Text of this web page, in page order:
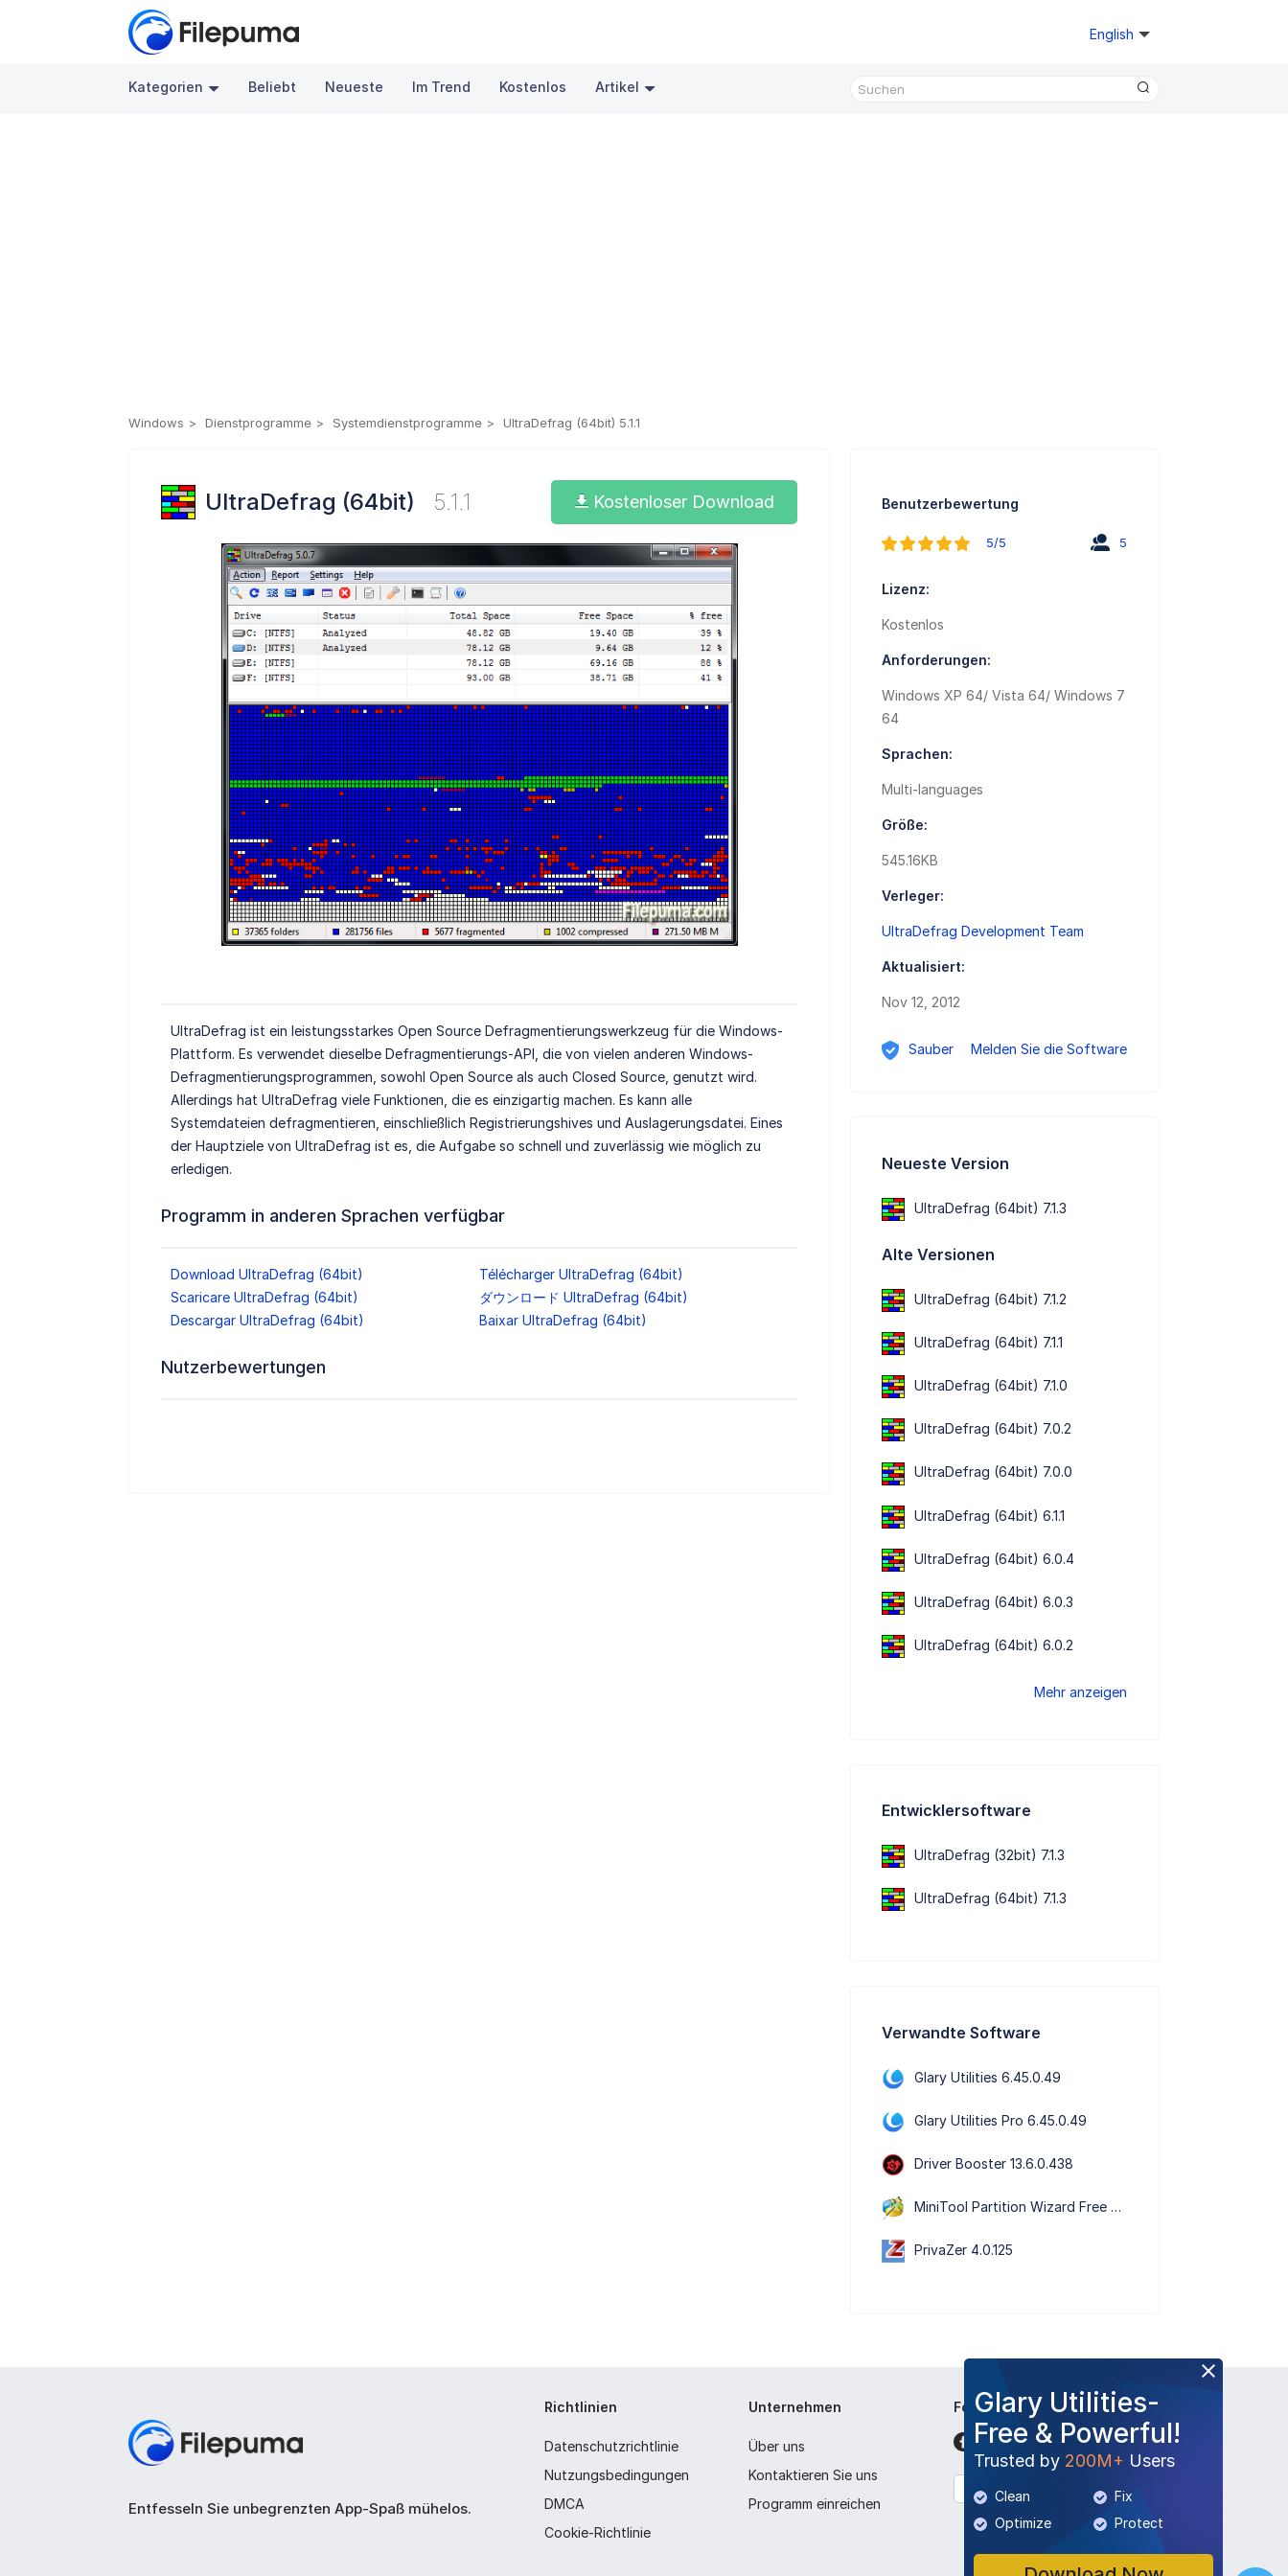
English
Kategorien Beliebt Neueste Im Trend Kostenlos Artikel
Windows Dienstprogramme Systemdienstprogramme UltraDefrag (64bit) 5.1.1
UltraDefrag (64bit) 5.1.1 Kostenloser Download
UltraDefrag ist ein leistungsstarkes Open Source Defragmentierungswerkzeug für die Windows-
Plattform. Es verwendet dieselbe Defragmentierungs-API, die von vielen anderen Windows-
Defragmentierungsprogrammen, sowohl Open Source als auch Closed Source, genutzt wird.
Allerdings hat UltraDefrag viele Funktionen, die es einzigartig machen. Es kann alle
Systemdateien defragmentieren, einschließlich Registrierungshives und Auslagerungsdatei. Eines
der Hauptziele von UltraDefrag ist es, die Aufgabe so schnell und zuverlässig wie möglich zu
erledigen.
Programm in anderen Sprachen verfügbar
Download UltraDefrag (64bit)
Télécharger UltraDefrag (64bit)
Scaricare UltraDefrag (64bit)
ダウンロード UltraDefrag (64bit)
Descargar UltraDefrag (64bit)
Baixar UltraDefrag (64bit)
Nutzerbewertungen
Benutzerbewertung
5/5 5
Lizenz:
Kostenlos
Anforderungen:
Windows XP 64/ Vista 64/ Windows 7
64
Sprachen:
Multi-languages
Größe:
545.16KB
Verleger:
UltraDefrag Development Team
Aktualisiert:
Nov 12, 2012
Sauber Melden Sie die Software
Neueste Version
UltraDefrag (64bit) 7.1.3
Alte Versionen
UltraDefrag (64bit) 7.1.2
UltraDefrag (64bit) 7.1.1
UltraDefrag (64bit) 7.1.0
UltraDefrag (64bit) 7.0.2
UltraDefrag (64bit) 7.0.0
UltraDefrag (64bit) 6.1.1
UltraDefrag (64bit) 6.0.4
UltraDefrag (64bit) 6.0.3
UltraDefrag (64bit) 6.0.2
Mehr anzeigen
Entwicklersoftware
UltraDefrag (32bit) 7.1.3
UltraDefrag (64bit) 7.1.3
Verwandte Software
Glary Utilities 6.45.0.49
Glary Utilities Pro 6.45.0.49
Driver Booster 13.6.0.438
MiniTool Partition Wizard Free Edition 13.9
PrivaZer 4.0.125
Glary Utilities-
Free & Powerful!
Trusted by 200M+ Users
Clean
Fix
Optimize
Protect
Entfesseln Sie unbegrenzten App-Spaß mühelos.
Richtlinien
Datenschutzrichtlinie
Nutzungsbedingungen
DMCA
Cookie-Richtlinie
Unternehmen
Über uns
Kontaktieren Sie uns
Programm einreichen
Folge uns
Deutsch